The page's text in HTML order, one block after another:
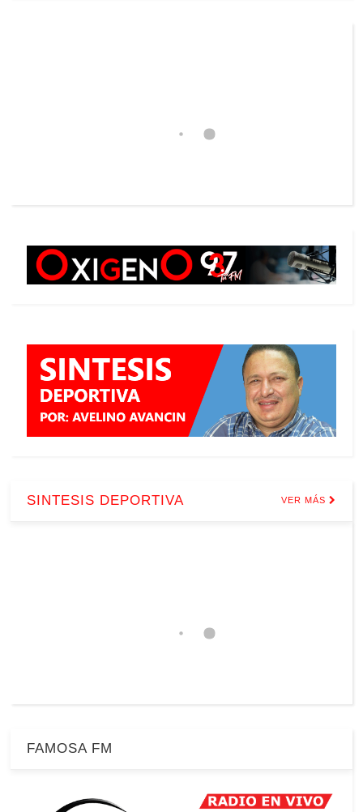
SINTESIS DEPORTIVA VER MÁS
FAMOSA FM